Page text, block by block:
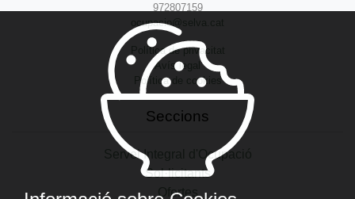
972807159
ocupacio@selva.cat
Política de privacitat
Avís legal
Política de cookies
Seccions
Servei Integral d'Ocupació
Sol·licitants
Ofertes